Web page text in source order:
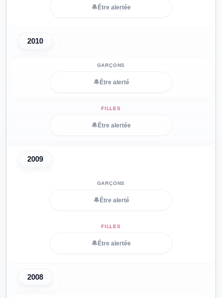
🔔 Être alertée
2010
🔔 Être alerté
🔔 Être alertée
2009
🔔 Être alerté
🔔 Être alertée
2008